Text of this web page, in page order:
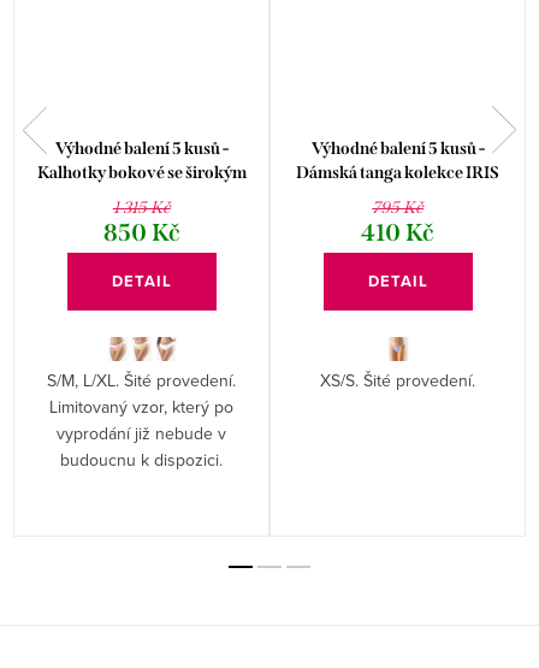
Výhodné balení 5 kusů -
Kalhotky bokové se širokým
bokem kolekce Disco 18 16176P
1 315 Kč
850 Kč
DETAIL
S/M, L/XL. Šité provedení.
Limitovaný vzor, který po
vyprodání již nebude v
budoucnu k dispozici.
Výhodné balení 5 kusů -
Dámská tanga kolekce IRIS
15995P
795 Kč
410 Kč
DETAIL
XS/S. Šité provedení.